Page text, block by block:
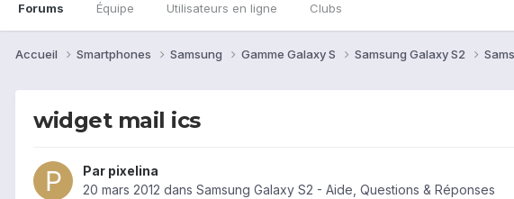
Forums Équipe Utilisateurs en ligne Clubs
Accueil Smartphones Samsung Gamme Galaxy S Samsung Galaxy S2
widget mail ics
Par pixelina
20 mars 2012 dans Samsung Galaxy S2 - Aide, Questions & Réponses